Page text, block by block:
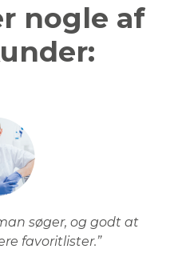
nogle af
søger, og godt at
favoritlister.”